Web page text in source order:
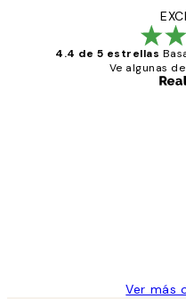
4.4 de 5 estrellas
Ve algunas
Ver más